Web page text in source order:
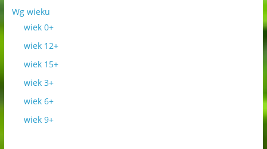
Wg wieku
wiek 0+
wiek 12+
wiek 15+
wiek 3+
wiek 6+
wiek 9+